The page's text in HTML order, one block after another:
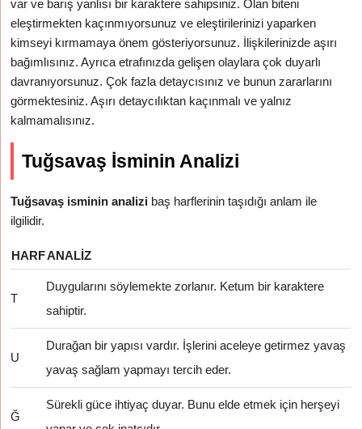
var ve barış yanlısı bir karaktere sahipsiniz. Olan biteni
eleştirmekten kaçınmıyorsunuz ve eleştirilerinizi yaparken
kimseyi kırmamaya önem gösteriyorsunuz. İlişkilerinizde aşırı
bağımlısınız. Ayrıca etrafınızda gelişen olaylara çok duyarlı
davranıyorsunuz. Çok fazla detaycısınız ve bunun zararlarını
görmektesiniz. Aşırı detaycılıktan kaçınmalı ve yalnız
kalmamalısınız.
Tuğsavaş İsminin Analizi
Tuğsavaş isminin analizi baş harflerinin taşıdığı anlam ile
ilgilidir.
HARFANALIZ
T
Duygularını söylemekte zorlanır. Ketum bir karaktere
sahiptir.
U
Durağan bir yapısı vardır. İşlerini aceleye getirmez yavaş
yavaş sağlam yapmayı tercih eder.
Ğ
Sürekli güce ihtiyaç duyar. Bunu elde etmek için herşeyi